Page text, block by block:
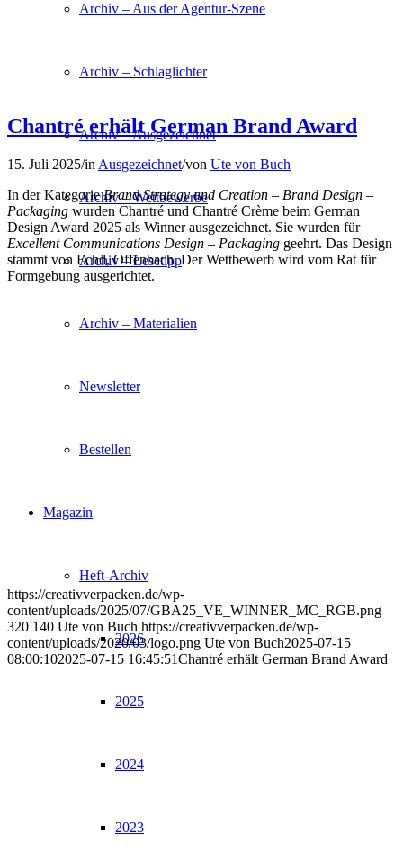
Archiv – Aus der Agentur-Szene
Archiv – Schlaglichter
Archiv – Ausgezeichnet
Archiv – Wettbewerbe
Archiv – Lesetipp
Archiv – Materialien
Newsletter
Bestellen
Magazin
Heft-Archiv
2026
2025
2024
2023
Chantré erhält German Brand Award
15. Juli 2025/in Ausgezeichnet/von Ute von Buch
In der KategorieBrand Strategy and Creation – Brand Design –
Packaging wurden Chantré und Chantré Crème beim German
Design Award 2025 als Winner ausgezeichnet. Sie wurden für
Excellent Communications Design – Packaging geehrt. Das Design
stammt von Echd, Offenbach. Der Wettbewerb wird vom Rat für
Formgebung ausgerichtet.
https://creativverpacken.de/wp-
content/uploads/2025/07/GBA25_VE_WINNER_MC_RGB.png
320 140 Ute von Buch https://creativverpacken.de/wp-
content/uploads/2020/03/logo.png Ute von Buch2025-07-15
08:00:102025-07-15 16:45:51Chantré erhält German Brand Award